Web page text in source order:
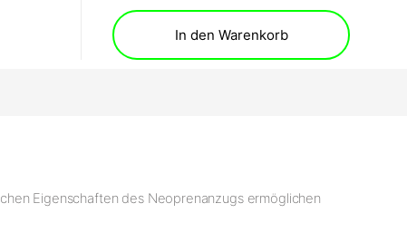
In den Warenkorb
Eigenschaften des Neoprenanzugs ermöglichen